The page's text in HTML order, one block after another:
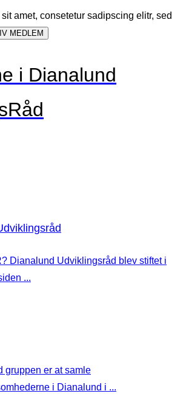
amet, consetetur sadipscing elitr, sed
MEDLEM
i Dianalund
Dianalund Udviklingsråd blev stiftet i
...
gruppen er at samle
i Dianalund i ...